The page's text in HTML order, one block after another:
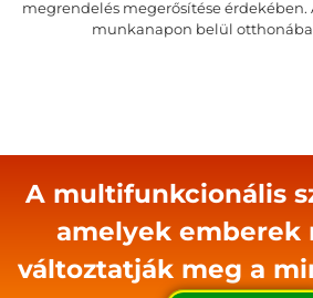
megrendelés megerősítése érdekében.
munkanapon belül
A multifunkcionális
amelyek emberek
változtatják meg a